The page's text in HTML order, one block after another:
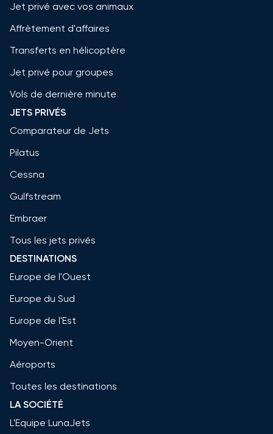
Jet privé avec vos animaux
Affrètement d'affaires
Transferts en hélicoptère
Jet privé pour groupes
Vols de dernière minute
JETS PRIVÉS
Comparateur de Jets
Pilatus
Cessna
Gulfstream
Embraer
Tous les jets privés
DESTINATIONS
Europe de l'Ouest
Europe du Sud
Europe de l'Est
Moyen-Orient
Aéroports
Toutes les destinations
LA SOCIÉTÉ
L'Equipe LunaJets